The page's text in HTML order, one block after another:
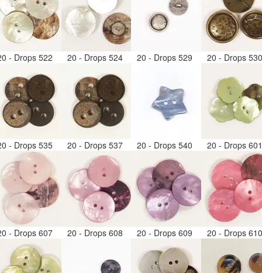
- Drops 522 20 - Drops 524 20 - Drops 529 20 - Drops
- Drops 535 20 - Drops 537 20 - Drops 540 20 - Drops
- Drops 607 20 - Drops 608 20 - Drops 609 20 - Drops